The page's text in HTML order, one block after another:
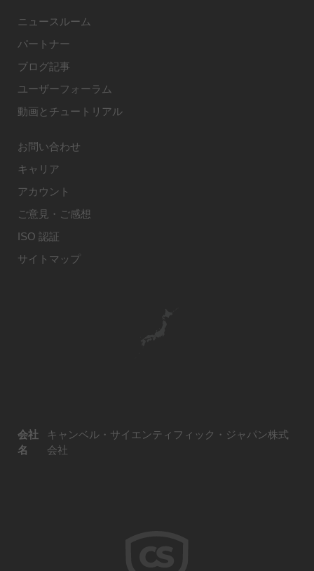
ニュースルーム
パートナー
ブログ記事
ユーザーフォーラム
動画とチュートリアル
お問い合わせ
キャリア
アカウント
ご意見・ご感想
ISO 認証
サイトマップ
会社
名
キャンベル・サイエンティフィック・ジャパン株式
会社